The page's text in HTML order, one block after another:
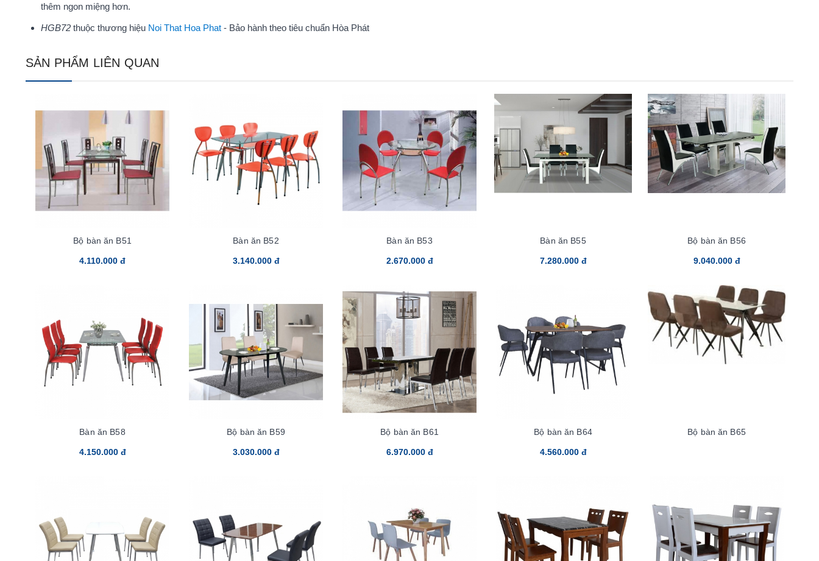
thêm ngon miệng hơn.
HGB72 thuộc thương hiệu Noi That Hoa Phat - Bảo hành theo tiêu chuẩn Hòa Phát
SẢN PHẨM LIÊN QUAN
Bộ bàn ăn B51
4.110.000 đ
Bàn ăn B52
3.140.000 đ
Bàn ăn B53
2.670.000 đ
Bàn ăn B55
7.280.000 đ
Bộ bàn ăn B56
9.040.000 đ
Bàn ăn B58
4.150.000 đ
Bộ bàn ăn B59
3.030.000 đ
Bộ bàn ăn B61
6.970.000 đ
Bộ bàn ăn B64
4.560.000 đ
Bộ bàn ăn B65